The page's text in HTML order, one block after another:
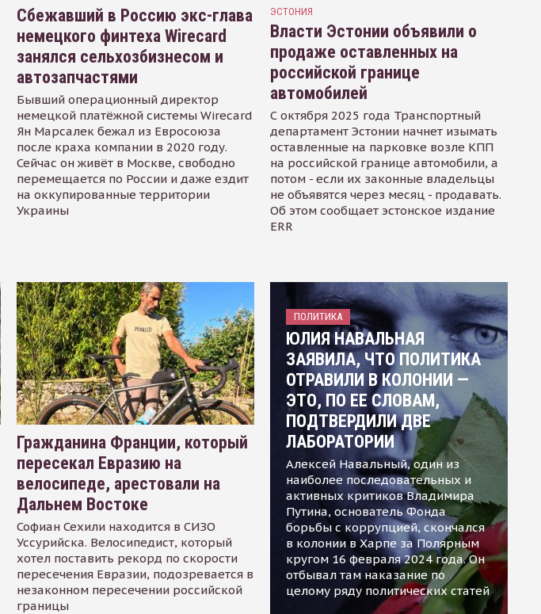
Сбежавший в Россию экс-глава
немецкого финтеха Wirecard
занялся сельхозбизнесом и
автозапчастями
Бывший операционный директор
немецкой платёжной системы Wirecard
Ян Марсалек бежал из Евросоюза
после краха компании в 2020 году.
Сейчас он живёт в Москве, свободно
перемещается по России и даже ездит
на оккупированные территории
Украины
ЭСТОНИЯ
Власти Эстонии объявили о
продаже оставленных на
российской границе
автомобилей
С октября 2025 года Транспортный
департамент Эстонии начнет изымать
оставленные на парковке возле КПП
на российской границе автомобили, а
потом - если их законные владельцы
не объявятся через месяц - продавать.
Об этом сообщает эстонское издание
ERR
Гражданина Франции, который
пересекал Евразию на
велосипеде, арестовали на
Дальнем Востоке
Софиан Сехили находится в СИЗО
Уссурийска. Велосипедист, который
хотел поставить рекорд по скорости
пересечения Евразии, подозревается в
незаконном пересечении российской
границы
ПОЛИТИКА
ЮЛИЯ НАВАЛЬНАЯ
ЗАЯВИЛА, ЧТО ПОЛИТИКА
ОТРАВИЛИ В КОЛОНИИ —
ЭТО, ПО ЕЕ СЛОВАМ,
ПОДТВЕРДИЛИ ДВЕ
ЛАБОРАТОРИИ
Алексей Навальный, один из
наиболее последовательных и
активных критиков Владимира
Путина, основатель Фонда
борьбы с коррупцией, скончался
в колонии в Харпе за Полярным
кругом 16 февраля 2024 года. Он
отбывал там наказание по
целому ряду политических статей